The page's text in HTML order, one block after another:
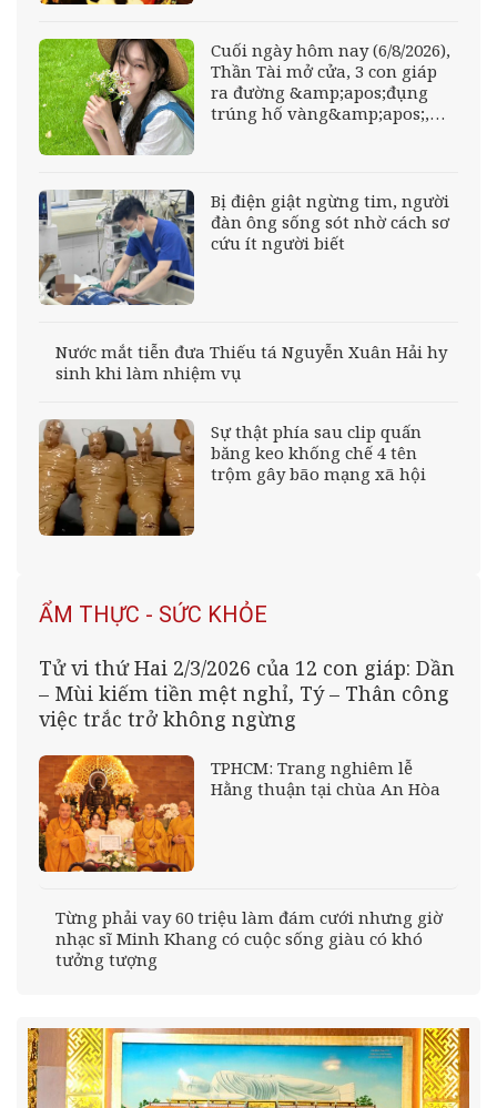
Cuối ngày hôm nay (6/8/2026),
Thần Tài mở cửa, 3 con giáp
ra đường &amp;apos;đụng
trúng hố vàng&amp;apos;,
Bị điện giật ngừng tim, người
đàn ông sống sót nhờ cách sơ
cứu ít người biết
Nước mắt tiễn đưa Thiếu tá Nguyễn Xuân Hải hy
sinh khi làm nhiệm vụ
Sự thật phía sau clip quấn
băng keo khống chế 4 tên
trộm gây bão mạng xã hội
ẨM THỰC - SỨC KHỎE
Tử vi thứ Hai 2/3/2026 của 12 con giáp: Dần
– Mùi kiếm tiền mệt nghỉ, Tý – Thân công
việc trắc trở không ngừng
TPHCM: Trang nghiêm lễ
Hằng thuận tại chùa An Hòa
Từng phải vay 60 triệu làm đám cưới nhưng giờ
nhạc sĩ Minh Khang có cuộc sống giàu có khó
tưởng tượng